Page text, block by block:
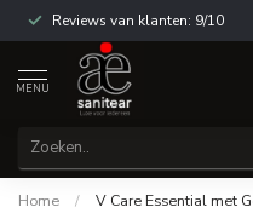
Reviews van klanten: 9/10
MENU
Home /
V Care Essential met